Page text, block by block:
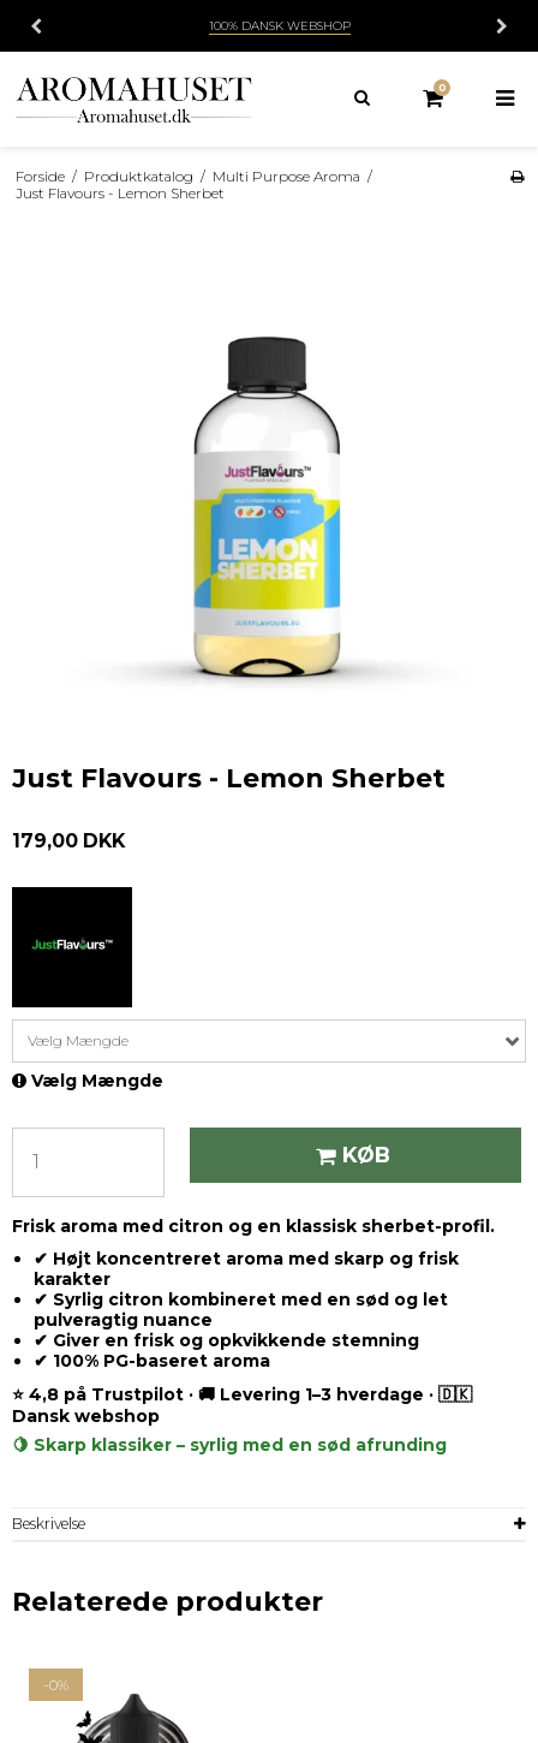
100% DANSK WEBSHOP
0
Forside / Produktkatalog / Multi Purpose Aroma /
Just Flavours - Lemon Sherbet
Just Flavours - Lemon Sherbet
179,00 DKK
Vælg Mængde
Vælg Mængde
KØB
Frisk aroma med citron og en klassisk sherbet-profil.
✔ Højt koncentreret aroma med skarp og frisk
karakter
✔ Syrlig citron kombineret med en sød og let
pulveragtig nuance
✔ Giver en frisk og opkvikkende stemning
✔ 100% PG-baseret aroma
⭐ 4,8 på Trustpilot · 🚚 Levering 1–3 hverdage · 🇩🇰
Dansk webshop
🍋 Skarp klassiker – syrlig med en sød afrunding
Beskrivelse
Relaterede produkter
-0%